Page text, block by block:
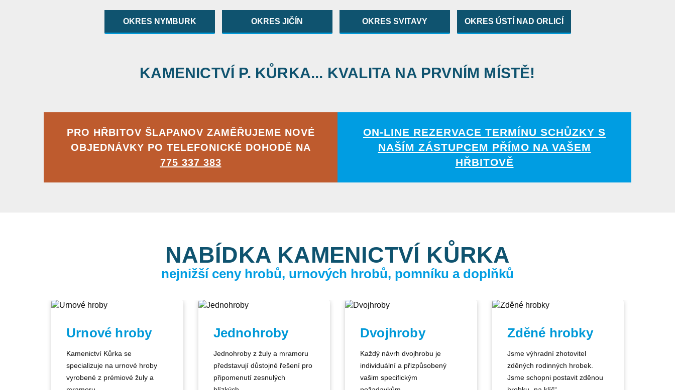
OKRES NYMBURK OKRES JIČÍN OKRES SVITAVY OKRES ÚSTÍ NAD ORLICÍ
KAMENICTVÍ P. KŮRKA... KVALITA NA PRVNÍM MÍSTĚ!
PRO HŘBITOV ŠLAPANOV ZAMĚŘUJEME NOVÉ
OBJEDNÁVKY PO TELEFONICKÉ DOHODĚ NA
775 337 383
ON-LINE REZERVACE TERMÍNU SCHŮZKY S
NAŠÍM ZÁSTUPCEM PŘÍMO NA VAŠEM
HŘBITOVĚ
NABÍDKA KAMENICTVÍ KŮRKA
nejnižší ceny hrobů, urnových hrobů, pomníku a doplňků
Urnové hroby
Kamenictví Kůrka se
specializuje na urnové hroby
vyrobené z prémiové žuly a
Jednohroby
Jednohroby z žuly a mramoru
představují důstojné řešení pro
připomenutí zesnulých
Dvojhroby
Každý návrh dvojhrobu je
individuální a přizpůsobený
vašim specifickým
Zděné hrobky
Jsme výhradní zhotovitel
zděných rodinných hrobek.
Jsme schopni postavit zděnou